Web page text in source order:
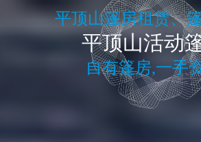
平顶山篷房租赁、
平顶山活动
自有篷房,一手